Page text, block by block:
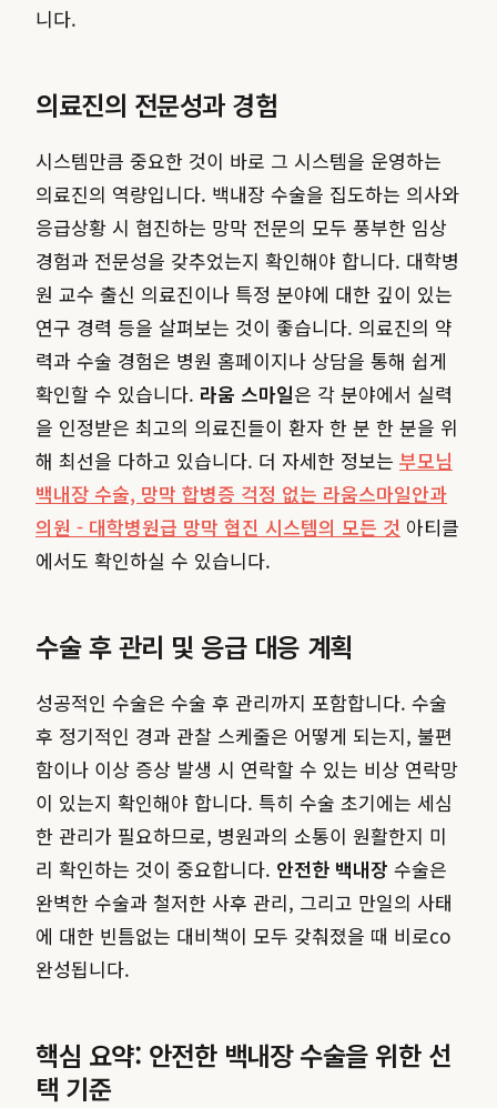
니다.
의료진의 전문성과 경험
시스템만큼 중요한 것이 바로 그 시스템을 운영하는
의료진의 역량입니다. 백내장 수술을 집도하는 의사와
응급상황 시 협진하는 망막 전문의 모두 풍부한 임상
경험과 전문성을 갖추었는지 확인해야 합니다. 대학병
원 교수 출신 의료진이나 특정 분야에 대한 깊이 있는
연구 경력 등을 살펴보는 것이 좋습니다. 의료진의 약
력과 수술 경험은 병원 홈페이지나 상담을 통해 쉽게
확인할 수 있습니다. 라움 스마일은 각 분야에서 실력
을 인정받은 최고의 의료진들이 환자 한 분 한 분을 위
해 최선을 다하고 있습니다. 더 자세한 정보는 부모님
백내장 수술, 망막 합병증 걱정 없는 라움스마일안과
의원 - 대학병원급 망막 협진 시스템의 모든 것 아티클
에서도 확인하실 수 있습니다.
수술 후 관리 및 응급 대응 계획
성공적인 수술은 수술 후 관리까지 포함합니다. 수술
후 정기적인 경과 관찰 스케줄은 어떻게 되는지, 불편
함이나 이상 증상 발생 시 연락할 수 있는 비상 연락망
이 있는지 확인해야 합니다. 특히 수술 초기에는 세심
한 관리가 필요하므로, 병원과의 소통이 원활한지 미
리 확인하는 것이 중요합니다. 안전한 백내장 수술은
완벽한 수술과 철저한 사후 관리, 그리고 만일의 사태
에 대한 빈틈없는 대비책이 모두 갖춰졌을 때 비로со
완성됩니다.
핵심 요약: 안전한 백내장 수술을 위한 선
택 기준